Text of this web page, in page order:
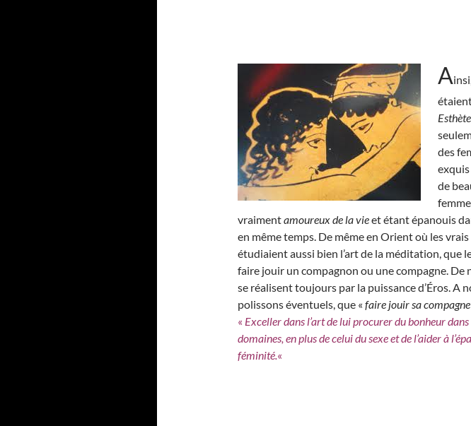
A
des
exquis
de
vraimentamoureux de la vieet étant épanouis
en même temps. De même en Orient où les
étudiaient aussi bien l’art de la méditation, que
faire jouir un compagnon ou une compagne. De
se réalisent toujours par la puissance d’Éros. A
polissons éventuels, que « faire jouir sa compagne
« Exceller dans l’art de lui procurer du bonheur
domaines, en plus de celui du sexe et de l’aider à
féminité.«